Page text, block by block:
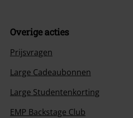
Overige acties
Prijsvragen
Large Cadeaubonnen
Large Studentenkorting
EMP Backstage Club